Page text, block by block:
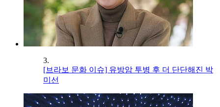
3.
[브라보 문화 이슈] 유방암 투병 후 더 단단해진 박
미선